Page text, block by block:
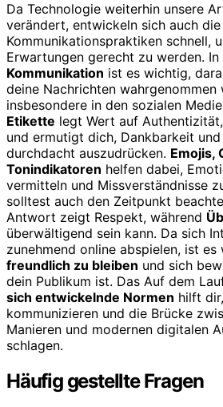
Da Technologie weiterhin unsere
verändert, entwickeln sich auch
Kommunikationspraktiken schnell,
Erwartungen gerecht zu werden. In
Kommunikation ist es wichtig,
deine Nachrichten wahrgenommen
insbesondere in den sozialen
Etikette legt Wert auf
und ermutigt dich, Dankbarkeit
durchdacht auszudrücken. Emojis,
Tonindikatoren helfen dabei,
vermitteln und Missverständnisse
solltest auch den Zeitpunkt
Antwort zeigt Respekt, während
überwältigend sein kann. Da sich
zunehmend online abspielen, ist es
freundlich zu bleiben und sich
dein Publikum ist. Das Auf dem
sich entwickelnde Normen hilft
kommunizieren und die Brücke
Manieren und modernen digitalen
schlagen.
Häufig gestellte Fragen